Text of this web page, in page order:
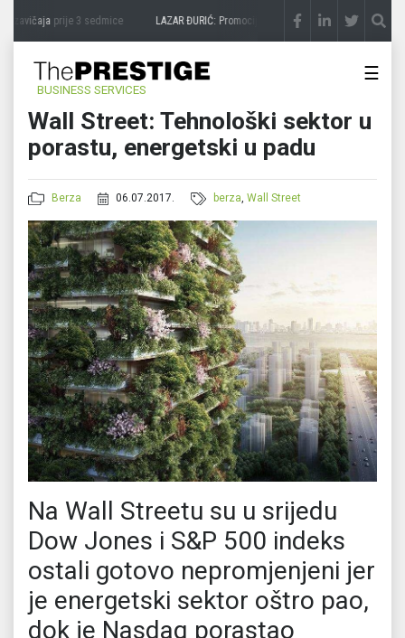
zavičajaprije 3 sedmice LAZAR ĐURIĆ: Promocija potencijal pretvara u destinaciju
BUSINESS SERVICES
☰
Wall Street: Tehnološki sektor u
porastu, energetski u padu
Berza 06.07.2017. berza,Wall Street
Na Wall Streetu su u srijedu
Dow Jones i S&P 500 indeks
ostali gotovo nepromjenjeni jer
je energetski sektor oštro pao,
dok je Nasdaq porastao